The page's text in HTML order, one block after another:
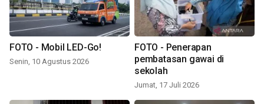
FOTO - Mobil LED-Go!
Senin, 10 Agustus 2026
FOTO - Penerapan
pembatasan gawai di
sekolah
Jumat, 17 Juli 2026